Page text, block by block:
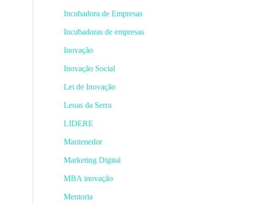
Incubadora de Empresas
Incubadoras de empresas
Inovação
Inovação Social
Lei de Inovação
Leoas da Serra
LIDERE
Mantenedor
Marketing Digital
MBA inovação
Mentoria